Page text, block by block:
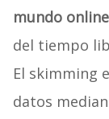
mundo online
del tiempo
El skimming
datos